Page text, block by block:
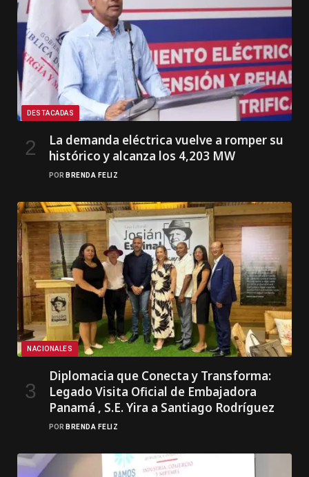
DESTACADAS
La demanda eléctrica vuelve a romper su
histórico y alcanza los 4,203 MW
POR BRENDA FELIZ
NACIONALES
Diplomacia que Conecta y Transforma:
Legado Visita Oficial de Embajadora
Panamá , S.E. Yira a Santiago Rodríguez
POR BRENDA FELIZ